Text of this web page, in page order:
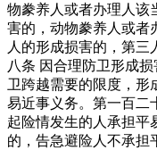
物豢养人或者办理人该
害的，动物豢养人或者
人的形成损害的，第
八条 因合理防卫形成
卫跨越需要的限度，形
易近事义务。第一百二
起险情发生的人承担平
的，告急避险人不承担